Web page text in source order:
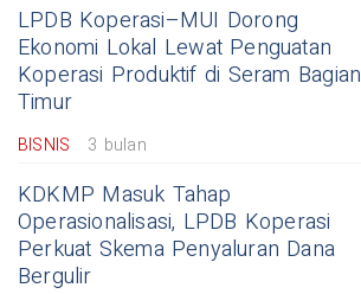
LPDB Koperasi–MUI Dorong
Ekonomi Lokal Lewat Penguatan
Koperasi Produktif di Seram Bagian
Timur
BISNIS 3 bulan
KDKMP Masuk Tahap
Operasionalisasi, LPDB Koperasi
Perkuat Skema Penyaluran Dana
Bergulir